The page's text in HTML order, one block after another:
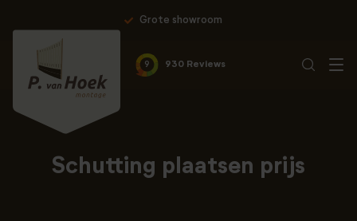
9 930 Reviews
Schutting plaatsen prijs